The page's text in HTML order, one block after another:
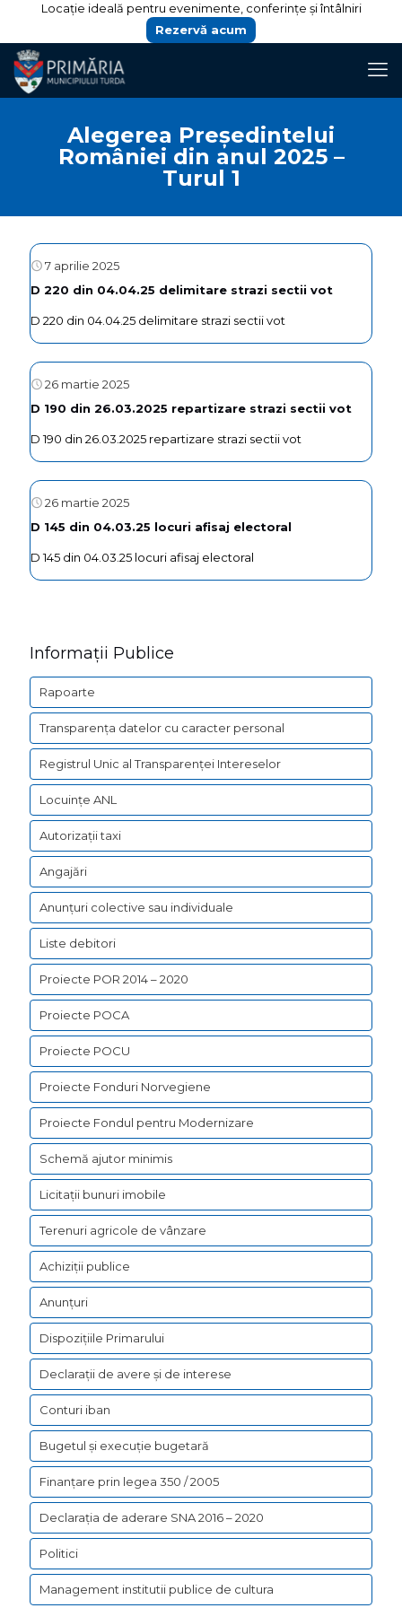
Locație ideală pentru evenimente, conferințe și întâlniri
Rezervă acum
Alegerea Președintelui
României din anul 2025 –
Turul 1
7 aprilie 2025
D 220 din 04.04.25 delimitare strazi sectii vot
D 220 din 04.04.25 delimitare strazi sectii vot
26 martie 2025
D 190 din 26.03.2025 repartizare strazi sectii vot
D 190 din 26.03.2025 repartizare strazi sectii vot
26 martie 2025
D 145 din 04.03.25 locuri afisaj electoral
D 145 din 04.03.25 locuri afisaj electoral
Informații Publice
Rapoarte
Transparența datelor cu caracter personal
Registrul Unic al Transparenței Intereselor
Locuințe ANL
Autorizații taxi
Angajări
Anunțuri colective sau individuale
Liste debitori
Proiecte POR 2014 – 2020
Proiecte POCA
Proiecte POCU
Proiecte Fonduri Norvegiene
Proiecte Fondul pentru Modernizare
Schemă ajutor minimis
Licitații bunuri imobile
Terenuri agricole de vânzare
Achiziții publice
Anunțuri
Dispozițiile Primarului
Declarații de avere şi de interese
Conturi iban
Bugetul şi execuţie bugetară
Finanțare prin legea 350 / 2005
Declarația de aderare SNA 2016 – 2020
Politici
Management institutii publice de cultura